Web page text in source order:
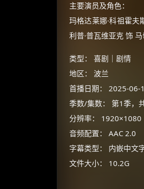
主要演员及角色：
玛格达莱娜·科祖霍
利普·普瓦维亚克 饰
类型： 喜剧｜剧情
地区： 波兰
首播日期： 2025-06-
季数/集数： 第1季，
分辨率： 1920×1080
音频配置： AAC 2.0
字幕类型： 内嵌中文
文件大小： 10.2G